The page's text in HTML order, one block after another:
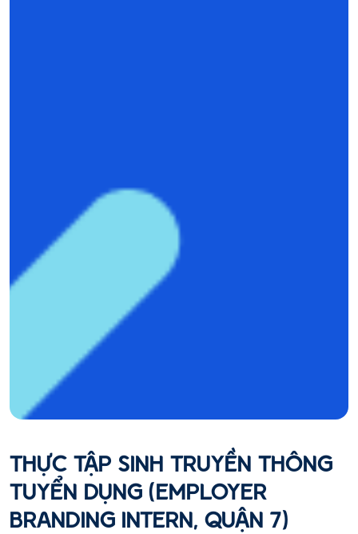
THỰC TẬP SINH TRUYỀN THÔNG
TUYỂN DỤNG (EMPLOYER
BRANDING INTERN, QUẬN 7)